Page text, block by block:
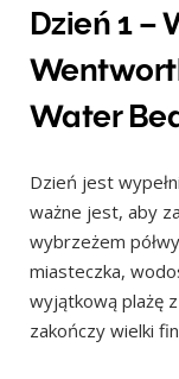
Dzień 1 –
Water
Dzień jest
ważne jest, aby
wybrzeżem
miasteczka,
wyjątkową plażę
zakończy wielki